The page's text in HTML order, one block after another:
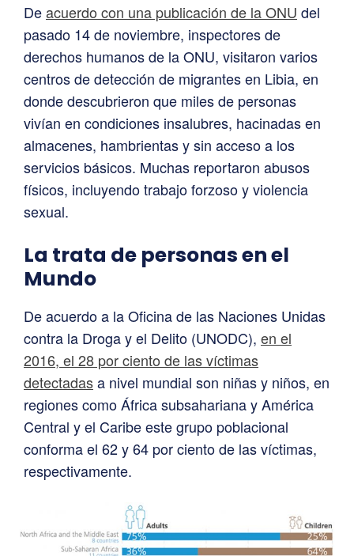
Deacuerdo con una publicación de la ONU del
pasado 14 de noviembre, inspectores de
derechos humanos de la ONU, visitaron varios
centros de detección de migrantes en Libia, en
donde descubrieron que miles de personas
vivían en condiciones insalubres, hacinadas en
almacenes, hambrientas y sin acceso a los
servicios básicos. Muchas reportaron abusos
físicos, incluyendo trabajo forzoso y violencia
sexual.
La trata de personas en el
Mundo
De acuerdo a la Oficina de las Naciones Unidas
contra la Droga y el Delito (UNODC), en el
2016, el 28 por ciento de las víctimas
detectadasa nivel mundial son niñas y niños, en
regiones como África subsahariana y América
Central y el Caribe este grupo poblacional
conforma el 62 y 64 por ciento de las víctimas,
respectivamente.